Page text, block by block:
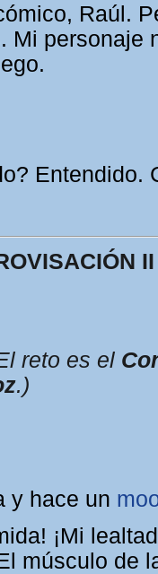
Raúl.
Mi personaje
Entendido.
reto es el
.)
y hace un
¡Mi
músculo de